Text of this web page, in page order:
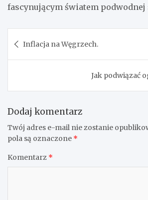
fascynującym światem
wpisu
Inflacja na Węgrzech.
Jak podwiązać
Dodaj komentarz
Twój adres e-mail nie zostanie
pola są oznaczone *
Komentarz *